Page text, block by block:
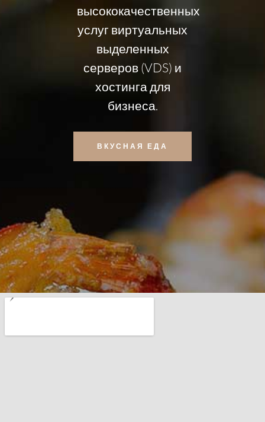
высококачественных
услуг виртуальных
выделенных
серверов (VDS) и
хостинга для
бизнеса.
ВКУСНАЯ ЕДА